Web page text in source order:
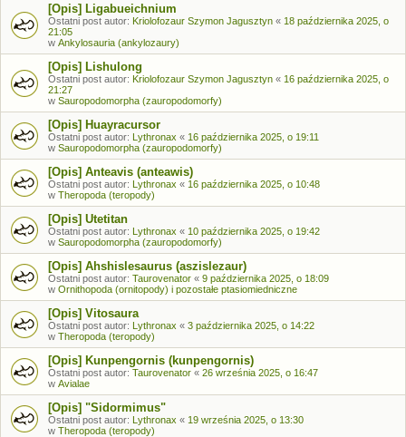
[Opis] Ligabueichnium
Ostatni post autor: Kriolofozaur Szymon Jagusztyn « 18 października 2025, o
21:05
w Ankylosauria (ankylozaury)
[Opis] Lishulong
Ostatni post autor: Kriolofozaur Szymon Jagusztyn « 16 października 2025, o
21:27
w Sauropodomorpha (zauropodomorfy)
[Opis] Huayracursor
Ostatni post autor: Lythronax « 16 października 2025, o 19:11
w Sauropodomorpha (zauropodomorfy)
[Opis] Anteavis (anteawis)
Ostatni post autor: Lythronax « 16 października 2025, o 10:48
w Theropoda (teropody)
[Opis] Utetitan
Ostatni post autor: Lythronax « 10 października 2025, o 19:42
w Sauropodomorpha (zauropodomorfy)
[Opis] Ahshislesaurus (aszislezaur)
Ostatni post autor: Taurovenator « 9 października 2025, o 18:09
w Ornithopoda (ornitopody) i pozostałe ptasiomiedniczne
[Opis] Vitosaura
Ostatni post autor: Lythronax « 3 października 2025, o 14:22
w Theropoda (teropody)
[Opis] Kunpengornis (kunpengornis)
Ostatni post autor: Taurovenator « 26 września 2025, o 16:47
w Avialae
[Opis] "Sidormimus"
Ostatni post autor: Lythronax « 19 września 2025, o 13:30
w Theropoda (teropody)